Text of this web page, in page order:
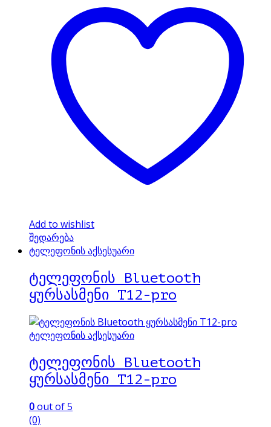
Add to wishlist
შედარება
ტელეფონის აქსესუარი
ტელეფონის Bluetooth
ყურსასმენი T12-pro
ტელეფონის აქსესუარი
ტელეფონის Bluetooth
ყურსასმენი T12-pro
0out of 5
(0)